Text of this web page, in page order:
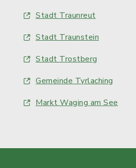
Stadt Traunreut
Stadt Traunstein
Stadt Trostberg
Gemeinde Tyrlaching
Markt Waging am See